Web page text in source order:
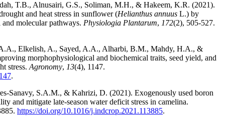
T.B., Alnusairi, G.S., Soliman, M.H., & Hakeem, K.R. (2021).
and heat stress in sunflower (Helianthus annuus L.) by
molecular pathways. Physiologia Plantarum, 172(2), 505-527.
Elkelish, A., Sayed, A.A., Alharbi, B.M., Mahdy, H.A., &
morphophysiological and biochemical traits, seed yield, and
stress. Agronomy, 13(4), 1147.
.
Sanavy, S.A.M., & Kahrizi, D. (2021). Exogenously used boron
and mitigate late-season water deficit stress in camelina.
https://doi.org/10.1016/j.indcrop.2021.113885.